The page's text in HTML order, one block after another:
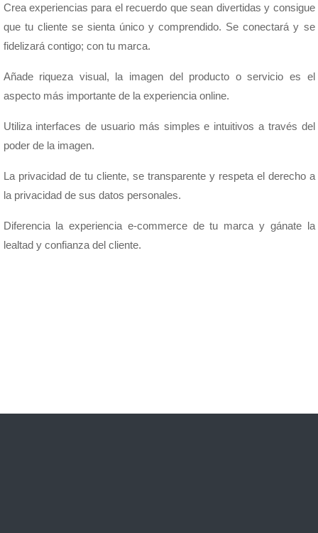
Crea experiencias para el recuerdo que sean divertidas y consigue
que tu cliente se sienta único y comprendido. Se conectará y se
fidelizará contigo; con tu marca.
Añade riqueza visual, la imagen del producto o servicio es el
aspecto más importante de la experiencia online.
Utiliza interfaces de usuario más simples e intuitivos a través del
poder de la imagen.
La privacidad de tu cliente, se transparente y respeta el derecho a
la privacidad de sus datos personales.
Diferencia la experiencia e-commerce de tu marca y gánate la
lealtad y confianza del cliente.